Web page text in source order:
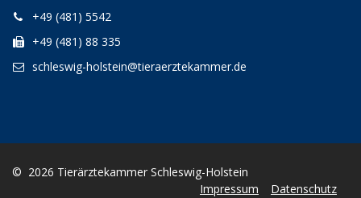
+49 (481) 5542
+49 (481) 88 335
schleswig-holstein@tieraerztekammer.de
© 2026 Tierärztekammer Schleswig-Holstein
Impressum
Datenschutz